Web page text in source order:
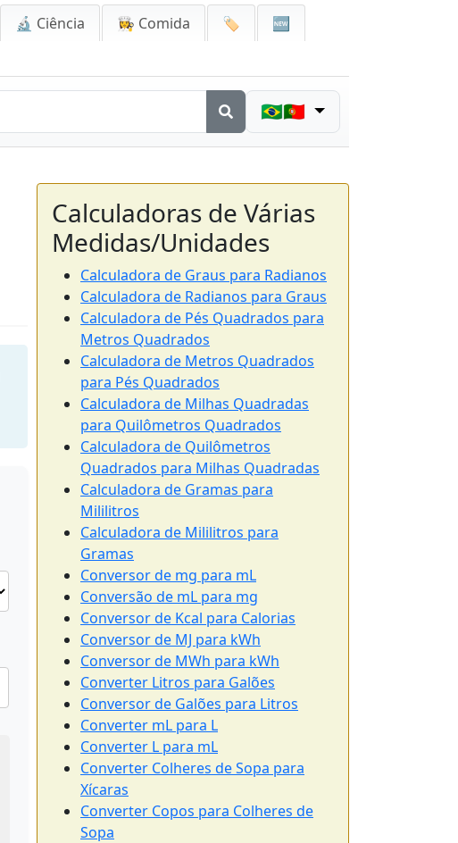
🔬 Ciência 👩‍🍳 Comida 🏷️
🆕
🇧🇷🇵🇹
Calculadoras de Várias
Medidas/Unidades
Calculadora de Graus para Radianos
Calculadora de Radianos para Graus
Calculadora de Pés Quadrados para
Metros Quadrados
Calculadora de Metros Quadrados
para Pés Quadrados
Calculadora de Milhas Quadradas
para Quilômetros Quadrados
Calculadora de Quilômetros
Quadrados para Milhas Quadradas
Calculadora de Gramas para
Mililitros
Calculadora de Mililitros para
Gramas
Conversor de mg para mL
Conversão de mL para mg
Conversor de Kcal para Calorias
Conversor de MJ para kWh
Conversor de MWh para kWh
Converter Litros para Galões
Conversor de Galões para Litros
Converter mL para L
Converter L para mL
Converter Colheres de Sopa para
Xícaras
Converter Copos para Colheres de
Sopa